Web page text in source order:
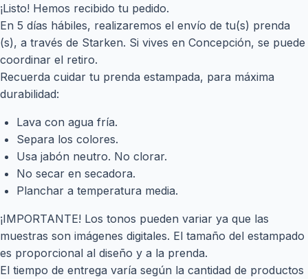
¡Listo! Hemos recibido tu pedido.
En 5 días hábiles, realizaremos el envío de tu(s) prenda
(s), a través de Starken. Si vives en Concepción, se puede
coordinar el retiro.
Recuerda cuidar tu prenda estampada, para máxima
durabilidad:
Lava con agua fría.
Separa los colores.
Usa jabón neutro. No clorar.
No secar en secadora.
Planchar a temperatura media.
¡IMPORTANTE! Los tonos pueden variar ya que las
muestras son imágenes digitales. El tamaño del estampado
es proporcional al diseño y a la prenda.
El tiempo de entrega varía según la cantidad de productos